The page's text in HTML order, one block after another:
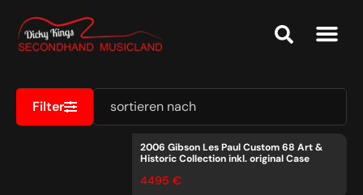
Filter
2006 Gibson Les Paul Custom 68 Art &
Historic Collection inkl. original Case
4495 €